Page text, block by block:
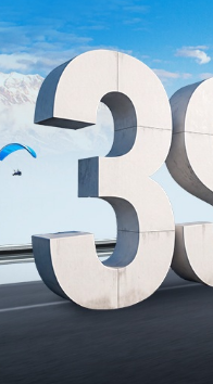
बासोबास रहेको
आगमनलाई सहज
देवी थान नजिकै भ्यु
प्राचीन कालदेखि नै
विकासका
छन् ।
अनुसार थप्रेकबाट
लम्जुङ, दमौली,
सकिन्छ ।